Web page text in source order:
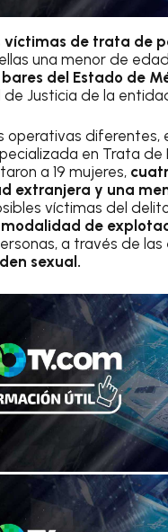
víctimas de trata de
una menor de
del Estado de
de Justicia de la
operativas diferentes,
en Trata de
a 19 mujeres,
extranjera y una
víctimas del
modalidad de
a través de las
sexual.